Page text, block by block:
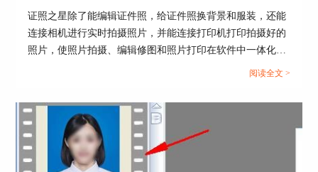
署名：咚咚
证照之星除了能编辑证件照，给证件照换背景和服装，还能
连接相机进行实时拍摄照片，并能连接打印机打印拍摄好的
照片，使照片拍摄、编辑修图和照片打印在软件中一体化操
作。那么证件照如何在证照之星中拍摄和打印呢？这篇文章
是连接断开。...
阅读全文 >